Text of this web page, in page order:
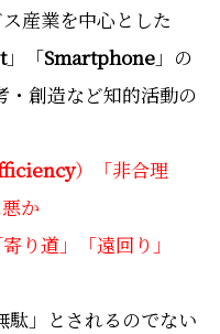
産業を中心とした
」「Smartphone 」の
・創造など知的活動の
）「非合理
か
り道」「遠回り」
駄」とされるのでない